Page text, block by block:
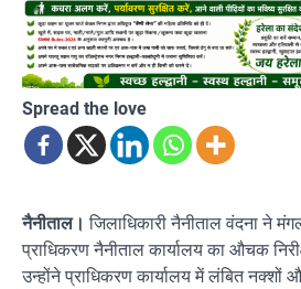
Spread the love
नैनीताल। जिलाधिकारी नैनीताल वंदना ने
प्राधिकरण नैनीताल कार्यालय का औचक
उन्होंने प्राधिकरण कार्यालय में लंबित नक्शों